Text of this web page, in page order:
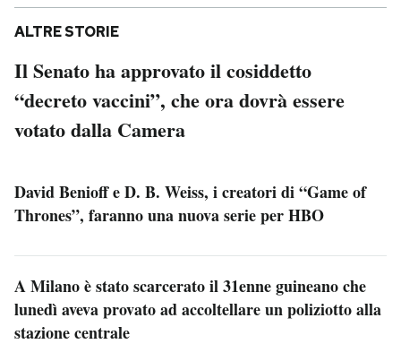
ALTRE STORIE
Il Senato ha approvato il cosiddetto
“decreto vaccini”, che ora dovrà essere
votato dalla Camera
David Benioff e D. B. Weiss, i creatori di “Game of
Thrones”, faranno una nuova serie per HBO
A Milano è stato scarcerato il 31enne guineano che
lunedì aveva provato ad accoltellare un poliziotto alla
stazione centrale